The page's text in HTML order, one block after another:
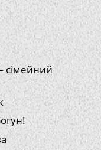
сімейний